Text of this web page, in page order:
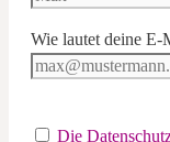
Wie lautet deine E-
Die